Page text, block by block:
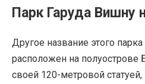
Парк Гаруда Вишну
Другое название этого
расположен на полуострове
своей 120-метровой